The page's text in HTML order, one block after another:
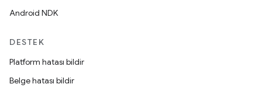
Android NDK
DESTEK
Platform hatası bildir
Belge hatası bildir